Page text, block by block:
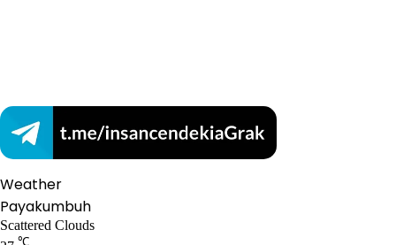
Weather
Payakumbuh
Scattered Clouds
℃